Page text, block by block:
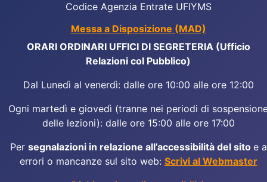
Codice Agenzia Entrate UFIYMS
Messa a Disposizione (MAD)
ORARI ORDINARI UFFICI DI SEGRETERIA (Ufficio
Relazioni col Pubblico)
Dal Lunedì al venerdì: dalle ore 10:00 alle ore 12:00
Ogni martedì e giovedì (tranne nei periodi di
delle lezioni): dalle ore 15:00 alle ore 17:00
Per segnalazioni in relazione all’accessibilità del sito e a
errori o mancanze sul sito web: Scrivi al Webmaster